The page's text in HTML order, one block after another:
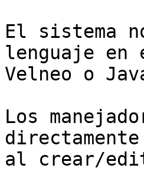
El sistema
lenguaje en
Velneo o
Los
al crear/